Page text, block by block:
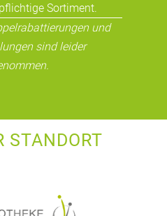
Sortiment.
und
sind leider
STANDORT